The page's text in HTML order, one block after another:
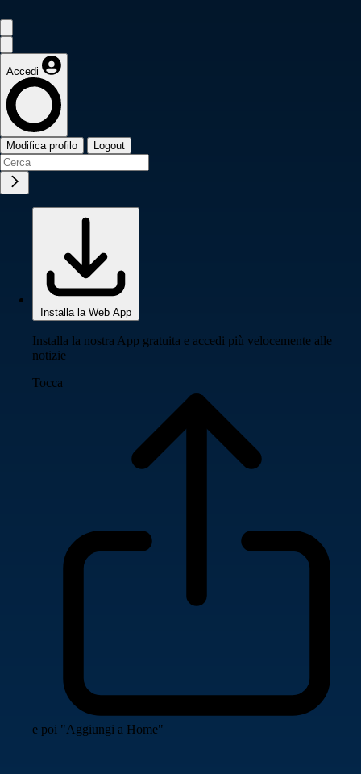
Accedi
Modifica profilo Logout
Installa la Web App
Installa la nostra App gratuita e accedi più velocemente alle
notizie
Tocca
e poi "Aggiungi a Home"